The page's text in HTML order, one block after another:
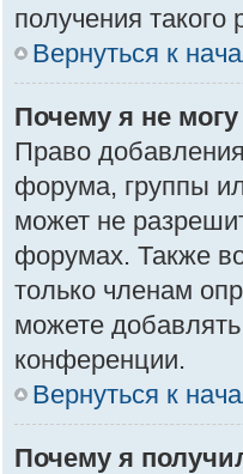
получения такого
Вернуться к
Почему я не
Право
форума, группы
может не
форумах. Также
только членам
можете
конференции.
Вернуться к
Почему я